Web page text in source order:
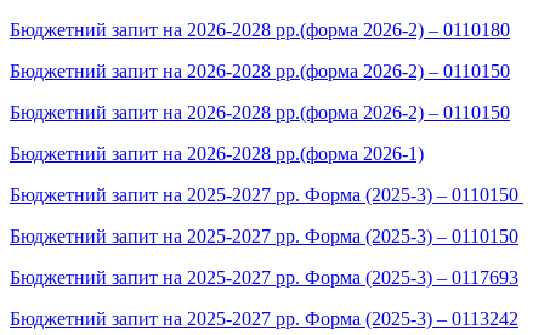
Бюджетний запит на 2026-2028 рр.(форма 2026-2) – 0110180
Бюджетний запит на 2026-2028 рр.(форма 2026-2) – 0110150
Бюджетний запит на 2026-2028 рр.(форма 2026-2) – 0110150
Бюджетний запит на 2026-2028 рр.(форма 2026-1)
Бюджетний запит на 2025-2027 рр. Форма (2025-3) – 0110150
Бюджетний запит на 2025-2027 рр. Форма (2025-3) – 0110150
Бюджетний запит на 2025-2027 рр. Форма (2025-3) – 0117693
Бюджетний запит на 2025-2027 рр. Форма (2025-3) – 0113242